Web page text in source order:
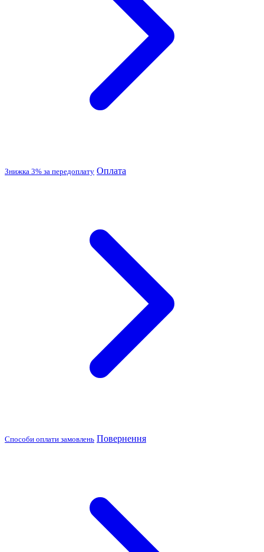
Знижка 3% за передоплату Оплата
Способи оплати замовлень Повернення